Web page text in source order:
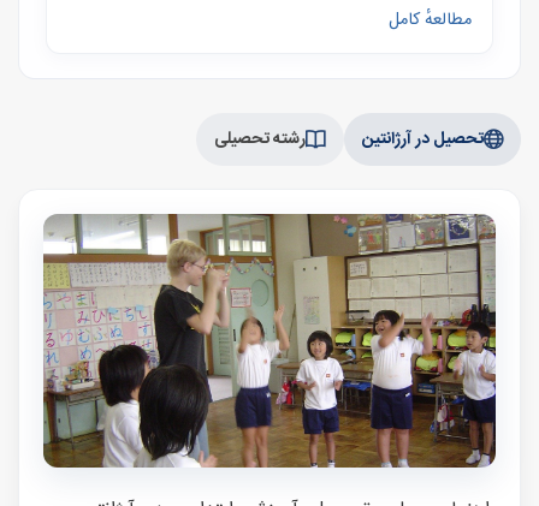
مطالعهٔ کامل
تحصیل در آرژانتین رشته تحصیلی